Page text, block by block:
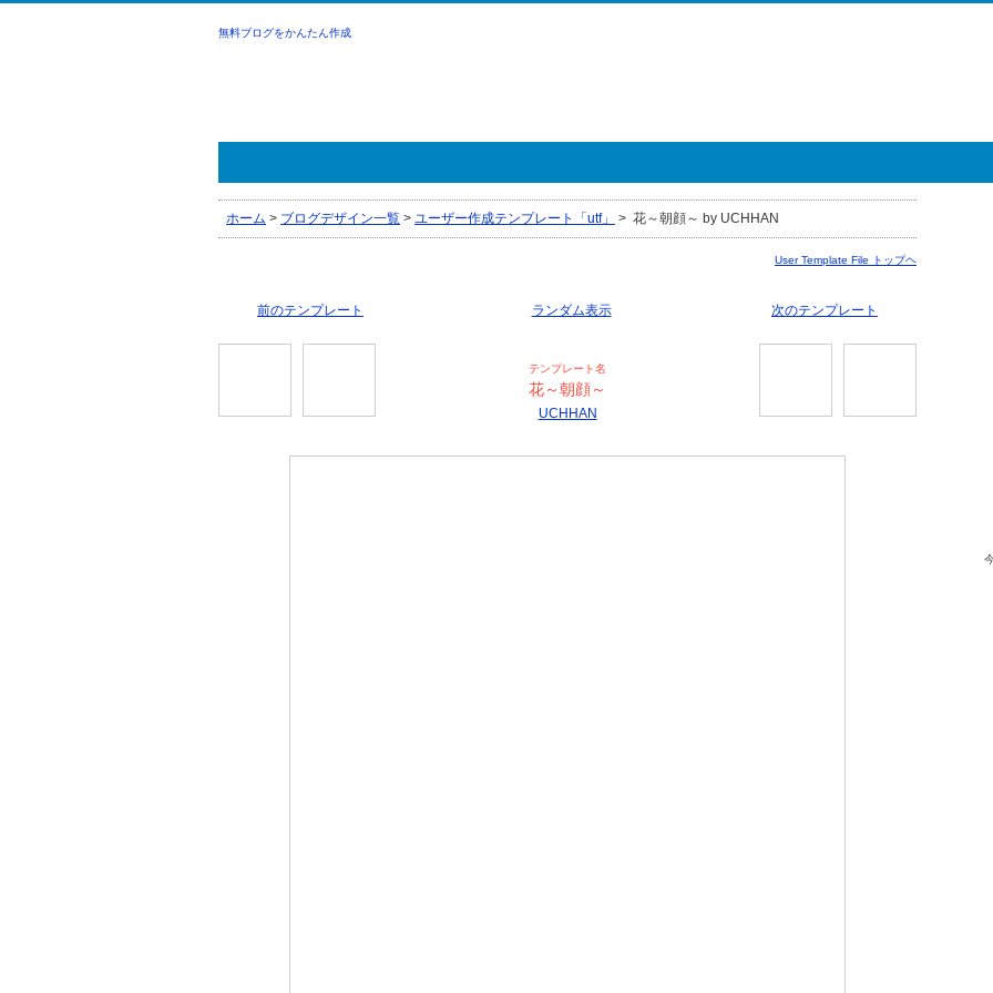
無料ブログをかんたん作成
ホーム > ブログデザイン一覧 > ユーザー作成テンプレート「utf」 > 花～朝顔～ by UCHHAN
User Template File トップヘ
前のテンプレート 次のテンプレート
ランダム表示
テンプレート名
花～朝顔～
UCHHAN